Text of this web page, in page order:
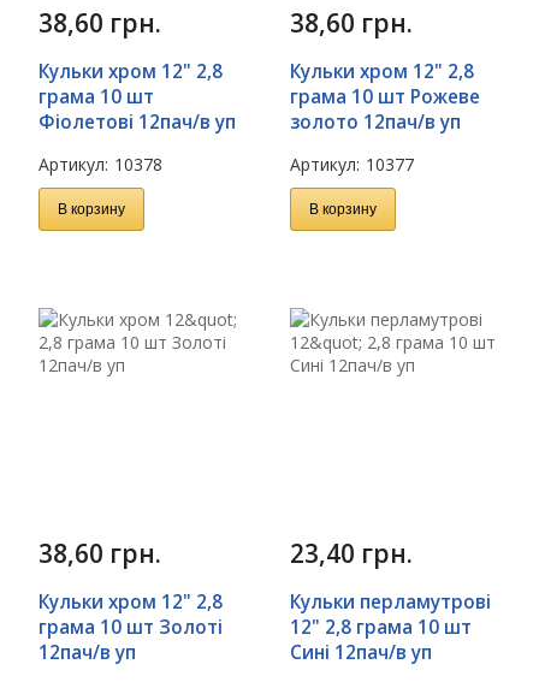
38,60 грн.
Кульки хром 12" 2,8
грама 10 шт
Фіолетові 12пач/в уп
Артикул: 10378
В корзину
38,60 грн.
Кульки хром 12" 2,8
грама 10 шт Рожеве
золото 12пач/в уп
Артикул: 10377
В корзину
38,60 грн.
Кульки хром 12" 2,8
грама 10 шт Золоті
12пач/в уп
23,40 грн.
Кульки перламутрові
12" 2,8 грама 10 шт
Сині 12пач/в уп